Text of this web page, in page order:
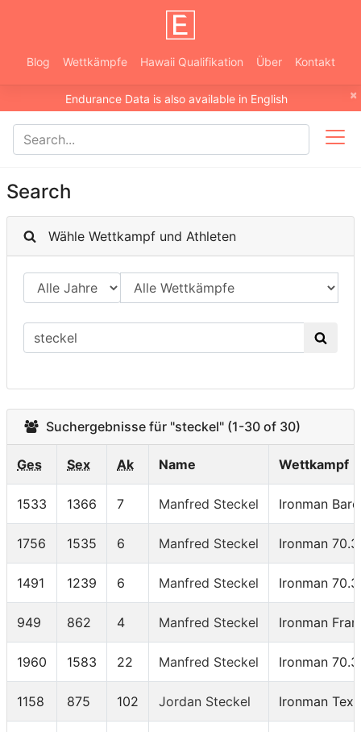
Blog Wettkämpfe Hawaii Qualifikation Über Kontakt
×
Endurance Data is also available in English
Search
Wähle Wettkampf und Athleten
Suchergebnisse für "steckel" (1-30 of 30)
Ges Sex Ak Name Wettkampf
1533 1366 7 Manfred Steckel Ironman
1756 1535 6 Manfred Steckel Ironman
1491 1239 6 Manfred Steckel Ironman
949 862 4 Manfred Steckel Ironman
1960 1583 22 Manfred Steckel Ironman
1158 875 102 Jordan Steckel Ironman